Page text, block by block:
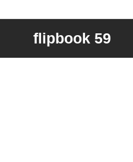
flipbook 59